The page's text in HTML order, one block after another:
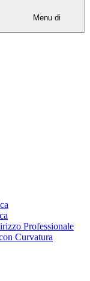
Menu di
Professionale
Curvatura